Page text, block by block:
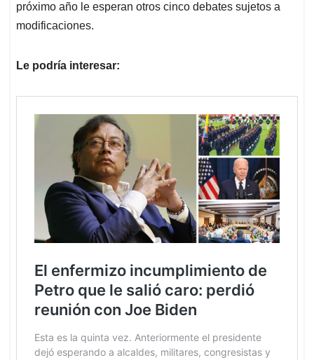
próximo año le esperan otros cinco debates sujetos a
modificaciones.
Le podría interesar: